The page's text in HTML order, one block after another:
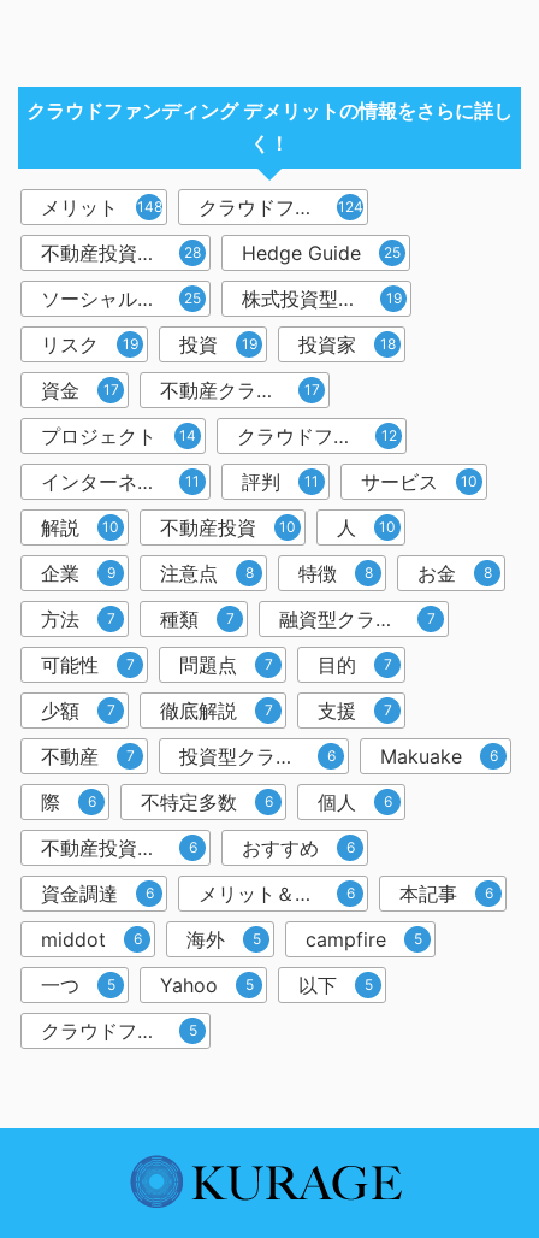
クラウドファンディング デメリットの情報をさらに詳し
く！
メリット 148 クラウドファンディング 124
不動産投資型クラウドファンディング 28 Hedge Guide 25
ソーシャルレンディング 25 株式投資型クラウドファンディング 19
リスク 19 投資 19 投資家 18
資金 17 不動産クラウドファンディング 17
プロジェクト 14 クラウドファンディング投資 12
インターネット 11 評判 11 サービス 10
解説 10 不動産投資 10 人 10
企業 9 注意点 8 特徴 8 お金 8
方法 7 種類 7 融資型クラウドファンディング 7
可能性 7 問題点 7 目的 7
少額 7 徹底解説 7 支援 7
不動産 7 投資型クラウドファンディング 6 Makuake 6
際 6 不特定多数 6 個人 6
不動産投資クラウドファンディング 6 おすすめ 6
資金調達 6 メリット＆デメリット 6 本記事 6
middot 6 海外 5 campfire 5
一つ 5 Yahoo 5 以下 5
クラウドファンディングサービス 5